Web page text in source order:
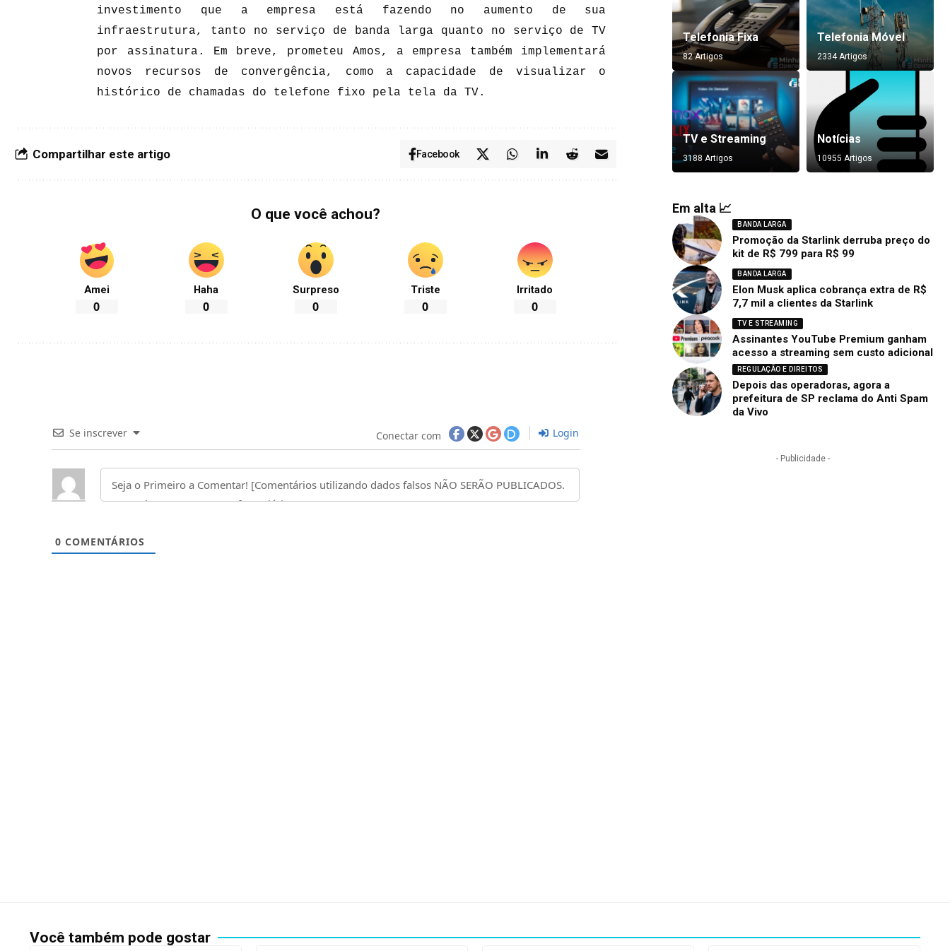
investimento que a empresa está fazendo no aumento de sua
infraestrutura, tanto no serviço de banda larga quanto no serviço de TV
por assinatura. Em breve, prometeu Amos, a empresa também implementará
novos recursos de convergência, como a capacidade de visualizar o
histórico de chamadas do telefone fixo pela tela da TV.
Compartilhar este artigo Facebook
O que você achou?
Amei
0
Haha
0
Surpreso
0
Triste
0
Irritado
0
Se inscrever Conectar com Login
0 COMENTÁRIOS
Telefonia Fixa
82 Artigos
Telefonia Móvel
2334 Artigos
TV e Streaming
3188 Artigos
Notícias
10955 Artigos
Em alta 📈
BANDA LARGA
Promoção da Starlink derruba preço do
kit de R$ 799 para R$ 99
BANDA LARGA
Elon Musk aplica cobrança extra de R$
7,7 mil a clientes da Starlink
TV E STREAMING
Assinantes YouTube Premium ganham
acesso a streaming sem custo adicional
REGULAÇÃO E DIREITOS
Depois das operadoras, agora a
prefeitura de SP reclama do Anti Spam
da Vivo
- Publicidade -
Você também pode gostar